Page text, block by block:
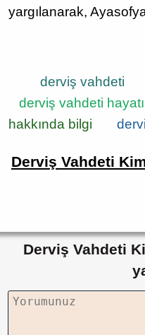
yargılanarak,
derviş vahdeti
derviş vahdeti hayatı
hakkında bilgi
Derviş Vahdeti
Derviş Vahdeti